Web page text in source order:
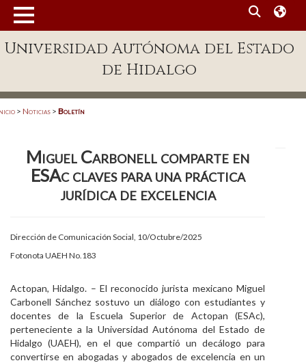
Enlaces
Patronato
Acreditación Internacional
Aspirantes
Personal
Alumni
Universidad Autónoma del Estado
de Hidalgo
> Noticias > Boletín
Miguel Carbonell comparte en
ESAc claves para una práctica
jurídica de excelencia
Dirección de Comunicación Social, 10/Octubre/2025
Fotonota UAEH No.183
Actopan, Hidalgo. – El reconocido jurista mexicano Miguel
Carbonell Sánchez sostuvo un diálogo con estudiantes y
docentes de la Escuela Superior de Actopan (ESAc),
perteneciente a la Universidad Autónoma del Estado de
Hidalgo (UAEH), en el que compartió un decálogo para
convertirse en abogadas y abogados de excelencia en un